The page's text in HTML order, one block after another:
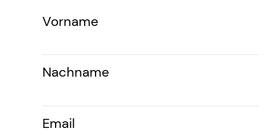
Vorname
Nachname
Email